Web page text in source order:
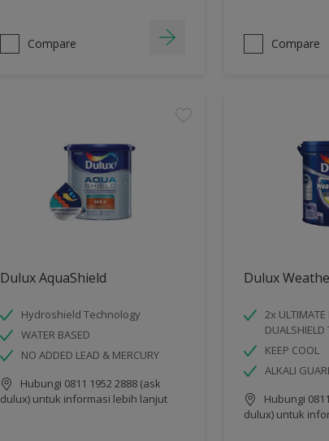
Compare Compare
Dulux AquaShield
Hydroshield Technology
WATER BASED
NO ADDED LEAD & MERCURY
Hubungi 0811 1952 2888 (ask
dulux) untuk informasi lebih lanjut
Dulux
2x
KEEP COOL
ALKALI
Hubungi
dulux) untuk